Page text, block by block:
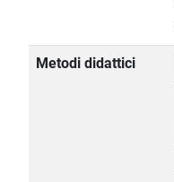
Metodi didattici